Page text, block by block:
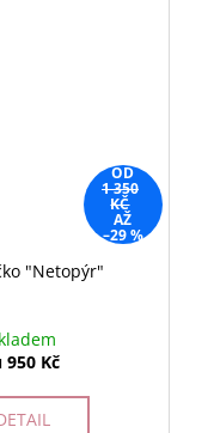
OD
1 350
KČ
AŽ
–29 %
"Netopýr"
950 Kč